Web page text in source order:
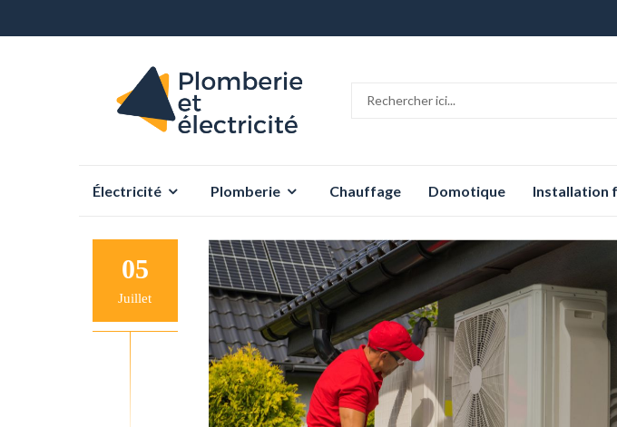
Électricité Plomberie Chauffage Domotique Installation
05
Juillet